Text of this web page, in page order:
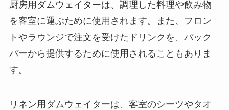
厨房用ダムウェイターは、調理した料理や飲み物
を客室に運ぶために使用されます。また、フロン
トやラウンジで注文を受けたドリンクを、バック
バーから提供するために使用されることもありま
す。
リネン用ダムウェイターは、客室のシーツやタオ